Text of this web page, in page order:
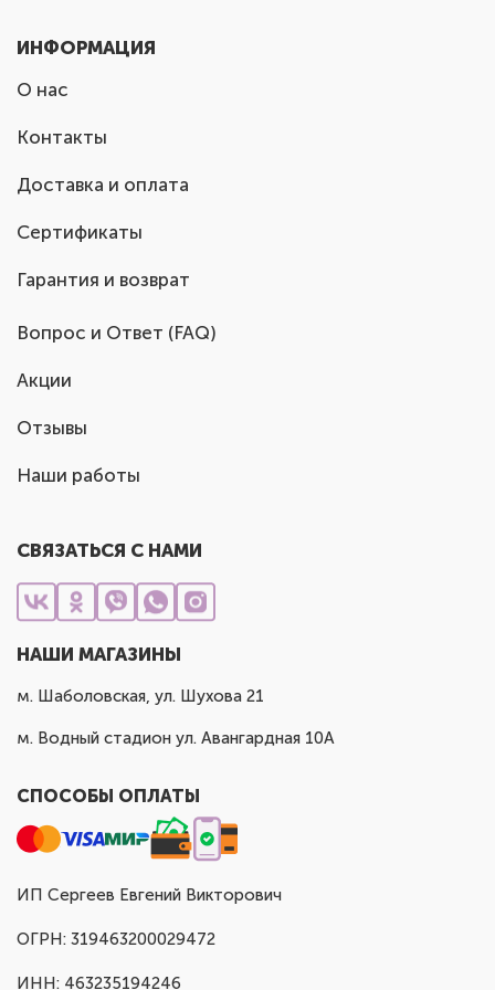
ИНФОРМАЦИЯ
О нас
Контакты
Доставка и оплата
Сертификаты
Гарантия и возврат
Вопрос и Ответ (FAQ)
Акции
Отзывы
Наши работы
СВЯЗАТЬСЯ С НАМИ
НАШИ МАГАЗИНЫ
м. Шаболовская, ул. Шухова 21
м. Водный стадион ул. Авангардная 10А
СПОСОБЫ ОПЛАТЫ
ИП Сергеев Евгений Викторович
ОГРН: 319463200029472
ИНН: 463235194246